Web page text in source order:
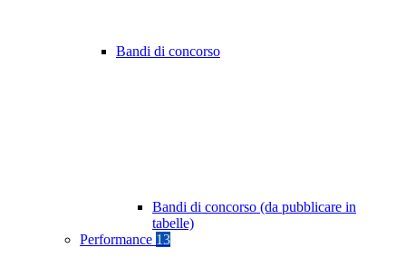
Bandi di concorso
Bandi di concorso (da pubblicare in
tabelle)
Performance 13